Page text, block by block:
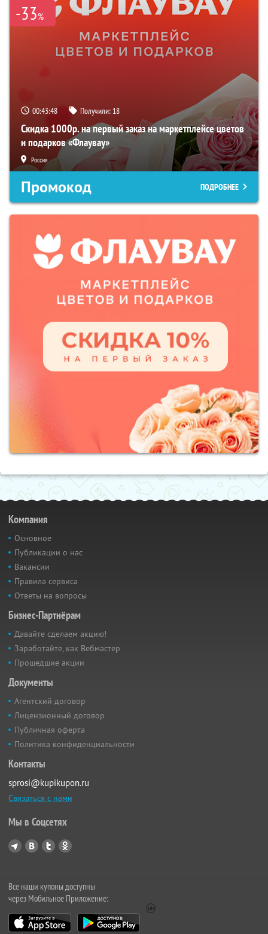
-33%
00:43:47 Получили: 18
Скидка 1000р. на первый заказ на маркетплейсе цветов
и подарков «Флаувау»
Россия
Промокод ПОДРОБНЕЕ
Компания
Основное
Публикации о нас
Вакансии
Правила сервиса
Ответы на вопросы
Бизнес-Партнёрам
Давайте сделаем акцию!
Заработайте, как Вебмастер
Прошедшие акции
Документы
Агентский договор
Лицензионный договор
Публичная оферта
Политика конфиденциальности
Контакты
sprosi@kupikupon.ru
Связаться с нами
Мы в Соцсетях
Все наши купоны доступны
через Мобильное Приложение: